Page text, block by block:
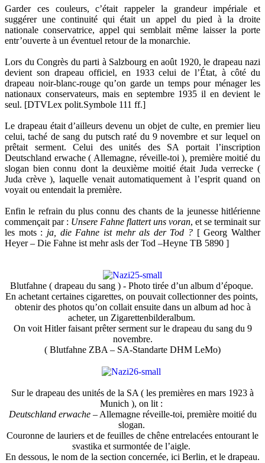
Garder ces couleurs, c’était rappeler la grandeur impériale et
suggérer une continuité qui était un appel du pied à la droite
nationale conservatrice, appel qui semblait même laisser la porte
entr’ouverte à un éventuel retour de la monarchie.
Lors du Congrès du parti à Salzbourg en août 1920, le drapeau nazi
devient son drapeau officiel, en 1933 celui de l’État, à côté du
drapeau noir-blanc-rouge qu’on garde un temps pour ménager les
nationaux conservateurs, mais en septembre 1935 il en devient le
seul. [DTVLex polit.Symbole 111 ff.]
Le drapeau était d’ailleurs devenu un objet de culte, en premier lieu
celui, taché de sang du putsch raté du 9 novembre et sur lequel on
prêtait serment. Celui des unités des SA portait l’inscription
Deutschland erwache ( Allemagne, réveille-toi ), première moitié du
slogan bien connu dont la deuxième moitié était Juda verrecke (
Juda crève ), laquelle venait automatiquement à l’esprit quand on
voyait ou entendait la première.
Enfin le refrain du plus connu des chants de la jeunesse hitlérienne
commençait par : Unsere Fahne flattert uns voran, et se terminait sur
les mots : ja, die Fahne ist mehr als der Tod ? [ Georg Walther
Heyer – Die Fahne ist mehr asls der Tod –Heyne TB 5890 ]
Blutfahne ( drapeau du sang ) - Photo tirée d’un album d’époque.
En achetant certaines cigarettes, on pouvait collectionner des points,
obtenir des photos qu’on collait ensuite dans un album ad hoc à
acheter, un Zigarettenbilderalbum.
On voit Hitler faisant prêter serment sur le drapeau du sang du 9
novembre.
( Blutfahne ZBA – SA-Standarte DHM LeMo)
Sur le drapeau des unités de la SA ( les premières en mars 1923 à
Munich ), on lit :
Deutschland erwache– Allemagne réveille-toi, première moitié du
slogan.
Couronne de lauriers et de feuilles de chêne entrelacées entourant le
svastika et surmontée de l’aigle.
En dessous, le nom de la section concernée, ici Berlin, et le drapeau.